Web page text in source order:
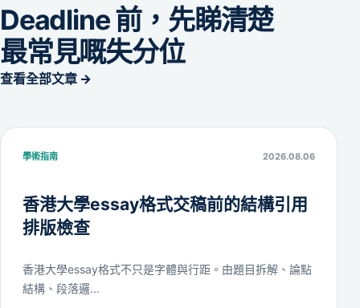
Deadline 前，先睇清楚
最常見嘅失分位
查看全部文章 →
學術指南 2026.08.06
香港大學essay格式交稿前的結構引用
排版檢查
香港大學essay格式不只是字體與行距。由題目拆解、論點
結構、段落邏...